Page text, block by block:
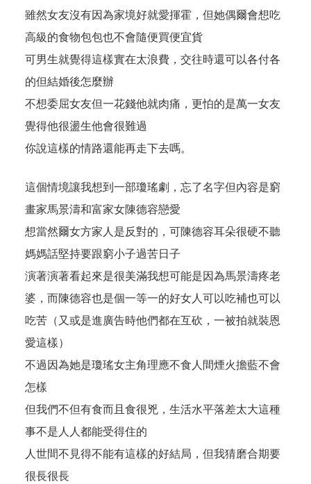
雖然女友沒有因為家境好就愛揮霍，但她偶爾會想吃
高級的食物包包也不會隨便買便宜貨
可男生就覺得這樣實在太浪費，交往時還可以各付各
的但結婚後怎麼辦
不想委屈女友但一花錢他就肉痛，更怕的是萬一女友
覺得他很盪生他會很難過
你說這樣的情路還能再走下去嗎。
這個情境讓我想到一部瓊瑤劇，忘了名字但內容是窮
畫家馬景濤和富家女陳德容戀愛
想當然爾女方家人是反對的，可陳德容耳朵很硬不聽
媽媽話堅持要跟窮小子過苦日子
演著演著看起來是很美滿我想可能是因為馬景濤疼老
婆，而陳德容也是個一等一的好女人可以吃補也可以
吃苦（又或是進廣告時他們都在互砍，一被拍就裝恩
愛這樣）
不過因為她是瓊瑤女主角理應不食人間煙火擔藍不會
怎樣
但我們不但有食而且食很兇，生活水平落差太大這種
事不是人人都能受得住的
人世間不見得不能有這樣的好結局，但我猜磨合期要
很長很長